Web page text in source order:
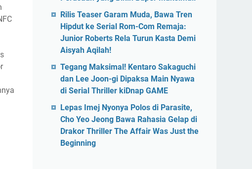
Rilis Teaser Garam Muda, Bawa Tren
Hipdut ke Serial Rom-Com Remaja:
Junior Roberts Rela Turun Kasta Demi
Aisyah Aqilah!
Tegang Maksimal! Kentaro Sakaguchi
dan Lee Joon-gi Dipaksa Main Nyawa
di Serial Thriller kiDnap GAME
Lepas Imej Nyonya Polos di Parasite,
Cho Yeo Jeong Bawa Rahasia Gelap di
Drakor Thriller The Affair Was Just the
Beginning